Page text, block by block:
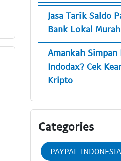
Jasa Tarik Saldo
Bank Lokal
Amankah
Indodax? Cek
Kripto
Categories
PAYPAL INDONESIA